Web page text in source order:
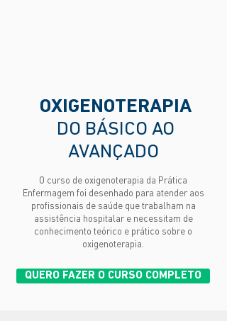
OXIGENOTERAPIA
DO BÁSICO AO
AVANÇADO
O curso de oxigenoterapia da Prática
Enfermagem foi desenhado para atender aos
profissionais de saúde que trabalham na
assistência hospitalar e necessitam de
conhecimento teórico e prático sobre o
oxigenoterapia.
QUERO FAZER O CURSO COMPLETO